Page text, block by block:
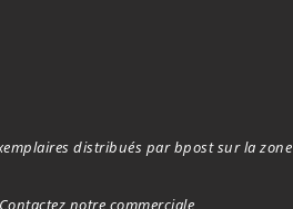
distribués par bpost sur la zone
notre commerciale